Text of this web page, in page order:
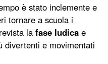
è stato inclemente e
tornare a scuola i
la fase ludica e
divertenti e movimentati